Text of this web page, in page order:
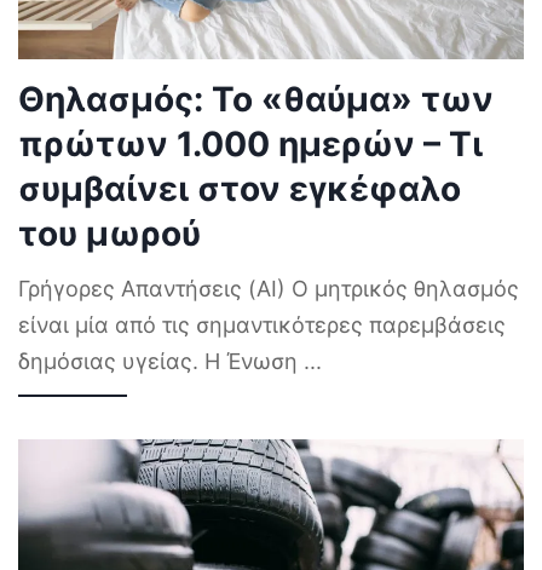
Θηλασμός: Το «θαύμα» των
πρώτων 1.000 ημερών – Τι
συμβαίνει στον εγκέφαλο
του μωρού
Γρήγορες Απαντήσεις (AI) Ο μητρικός θηλασμός
είναι μία από τις σημαντικότερες παρεμβάσεις
δημόσιας υγείας. Η Ένωση ...